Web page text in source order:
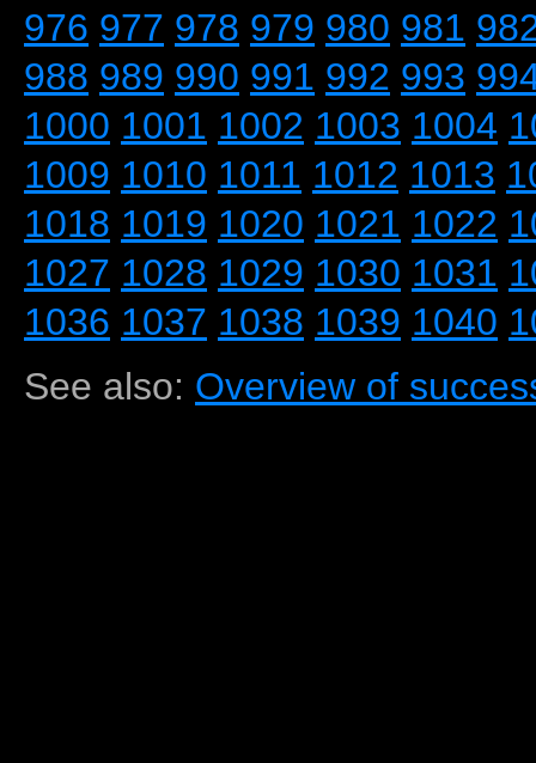
976 977 978 979 980 981
988 989 990 991 992 993
1000 1001 1002 1003 1004
1009 1010 1011 1012 1013
1018 1019 1020 1021 1022
1027 1028 1029 1030 1031
1036 1037 1038 1039 1040
See also: Overview of